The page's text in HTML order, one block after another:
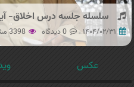
سلسله جلسه درس اخلاق- آیت الله
۱۴۰۴/۰۲/۳۱ 0 دیدگاه 3398 مشاهده
عکس